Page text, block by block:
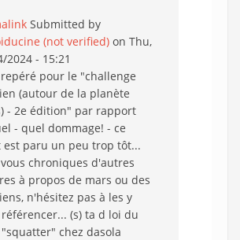
Submitted by
(not verified) on Thu,
2024 - 15:21
pour le "challenge
(autour de la planète
- 2e édition" par rapport
- quel dommage! - ce
est paru un peu trop tôt...
chroniques d'autres
à propos de mars ou des
n'hésitez pas à les y
(s) ta d loi du
chez dasola